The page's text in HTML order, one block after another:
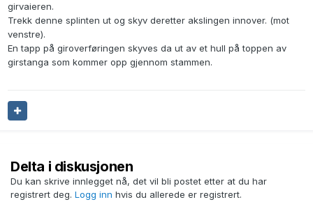
girvaieren.
Trekk denne splinten ut og skyv deretter akslingen innover. (mot
venstre).
En tapp på giroverføringen skyves da ut av et hull på toppen av
girstanga som kommer opp gjennom stammen.
Delta i diskusjonen
Du kan skrive innlegget nå, det vil bli postet etter at du har
registrert deg. Logg inn hvis du allerede er registrert.